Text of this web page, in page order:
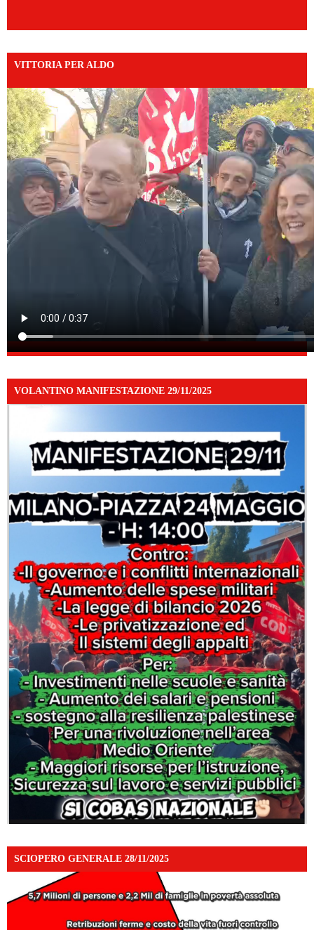
VITTORIA PER ALDO
VOLANTINO MANIFESTAZIONE 29/11/2025
SCIOPERO GENERALE 28/11/2025